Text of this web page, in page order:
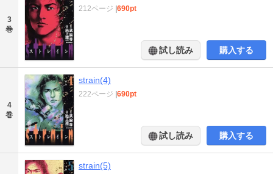
3
巻
212ページ |690pt
試し読み 購入する
4
巻
strain(4)
222ページ |690pt
試し読み 購入する
strain(5)